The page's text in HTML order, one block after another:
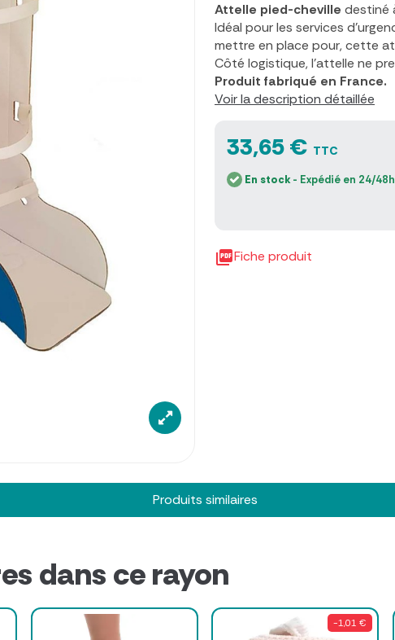
Attelle pied-cheville destiné
Idéal pour les services
mettre en place pour, cette
Côté logistique, l'attelle ne
Produit fabriqué en France.
Voir la description détaillée
33,65 € TTC
En stock- Expédié en 24/
Fiche produit
Produits similaires
dans ce rayon
-1,01 €